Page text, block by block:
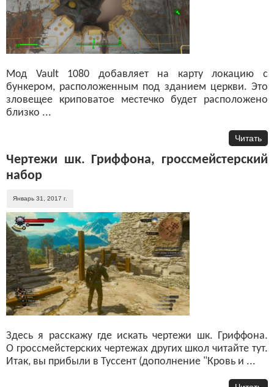
Мод Vault 1080 добавляет на карту локацию с
бункером, расположенным под зданием церкви. Это
зловещее криповатое местечко будет расположено
близко ...
Читать
Чертежи шк. Гриффона, гроссмейстерский
набор
Январь 31, 2017 г.
Здесь я расскажу где искать чертежи шк. Гриффона.
О гроссмейстерских чертежах других школ читайте тут.
Итак, вы прибыли в Туссент (дополнение "Кровь и ...